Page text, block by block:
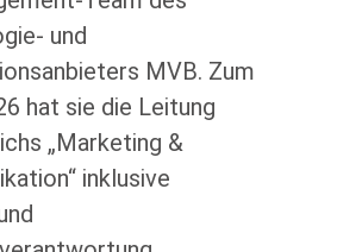
und
MVB. Zum
hat sie die Leitung
„Marketing &
inklusive